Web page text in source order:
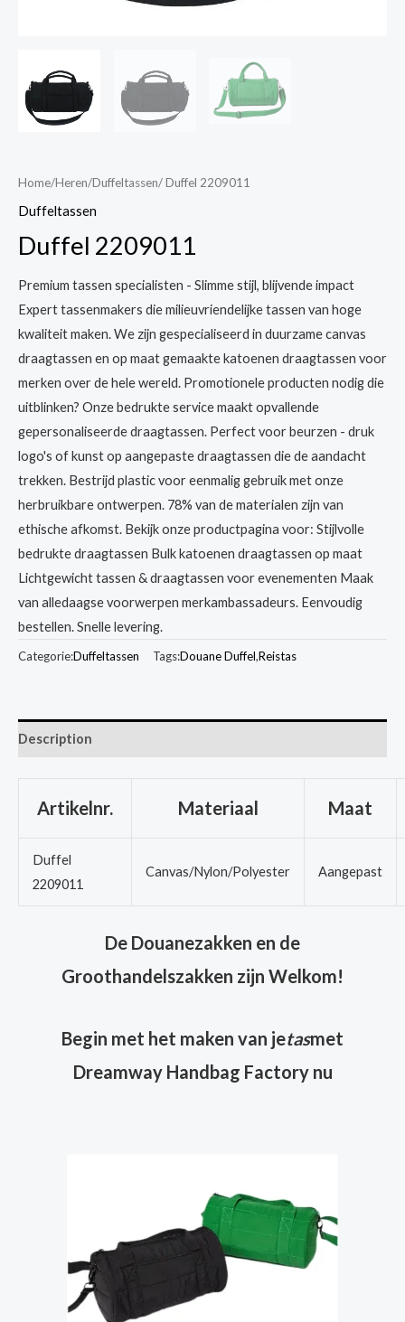
Home/Heren/Duffeltassen/ Duffel 2209011
Duffeltassen
Duffel 2209011
Premium tassen specialisten - Slimme stijl, blijvende impact
Expert tassenmakers die milieuvriendelijke tassen van hoge
kwaliteit maken. We zijn gespecialiseerd in duurzame canvas
draagtassen en op maat gemaakte katoenen draagtassen voor
merken over de hele wereld. Promotionele producten nodig die
uitblinken? Onze bedrukte service maakt opvallende
gepersonaliseerde draagtassen. Perfect voor beurzen - druk
logo's of kunst op aangepaste draagtassen die de aandacht
trekken. Bestrijd plastic voor eenmalig gebruik met onze
herbruikbare ontwerpen. 78% van de materialen zijn van
ethische afkomst. Bekijk onze productpagina voor: Stijlvolle
bedrukte draagtassen Bulk katoenen draagtassen op maat
Lichtgewicht tassen & draagtassen voor evenementen Maak
van alledaagse voorwerpen merkambassadeurs. Eenvoudig
bestellen. Snelle levering.
Categorie:Duffeltassen Tags:Douane Duffel,Reistas
Description
Artikelnr. Materiaal Maat
Duffel
2209011
Canvas/Nylon/Polyester Aangepast
De Douanezakken en de
Groothandelszakken zijn Welkom!
Begin met het maken van jetasmet
Dreamway Handbag Factory nu